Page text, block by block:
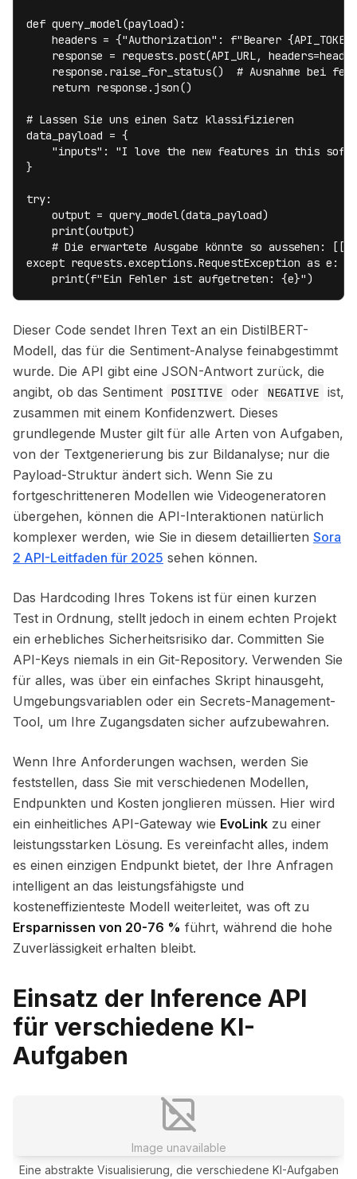
def query_model(payload):
headers = {"Authorization": f"Bearer
response = requests.post(API_URL,
response.raise_for_status()  # Ausnahme bei
    return response.json()
# Lassen Sie uns einen Satz klassifizieren
data_payload = {
"inputs": "I love the new features in this
}
try:
    output = query_model(data_payload)
    print(output)
# Die erwartete Ausgabe könnte so aussehen:
except requests.exceptions.RequestException as e:
    print(f"Ein Fehler ist aufgetreten: {e}")
Dieser Code sendet Ihren Text an ein DistilBERT-
Modell, das für die Sentiment-Analyse feinabgestimmt
wurde. Die API gibt eine JSON-Antwort zurück, die
angibt, ob das Sentiment
POSITIVE oder NEGATIVE
ist,
zusammen mit einem Konfidenzwert. Dieses
grundlegende Muster gilt für alle Arten von Aufgaben,
von der Textgenerierung bis zur Bildanalyse; nur die
Payload-Struktur ändert sich. Wenn Sie zu
fortgeschritteneren Modellen wie Videogeneratoren
übergehen, können die API-Interaktionen natürlich
komplexer werden, wie Sie in diesem detaillierten Sora
2 API-Leitfaden für 2025 sehen können.
Das Hardcoding Ihres Tokens ist für einen kurzen
Test in Ordnung, stellt jedoch in einem echten Projekt
ein erhebliches Sicherheitsrisiko dar. Committen Sie
API-Keys niemals in ein Git-Repository. Verwenden Sie
für alles, was über ein einfaches Skript hinausgeht,
Umgebungsvariablen oder ein Secrets-Management-
Tool, um Ihre Zugangsdaten sicher aufzubewahren.
Wenn Ihre Anforderungen wachsen, werden Sie
feststellen, dass Sie mit verschiedenen Modellen,
Endpunkten und Kosten jonglieren müssen. Hier wird
ein einheitliches API-Gateway wie EvoLink zu einer
leistungsstarken Lösung. Es vereinfacht alles, indem
es einen einzigen Endpunkt bietet, der Ihre Anfragen
intelligent an das leistungsfähigste und
kosteneffizienteste Modell weiterleitet, was oft zu
Ersparnissen von 20-76 % führt, während die hohe
Zuverlässigkeit erhalten bleibt.
Einsatz der Inference API
für verschiedene KI-
Aufgaben
Image unavailable
Eine abstrakte Visualisierung, die verschiedene KI-Aufgaben